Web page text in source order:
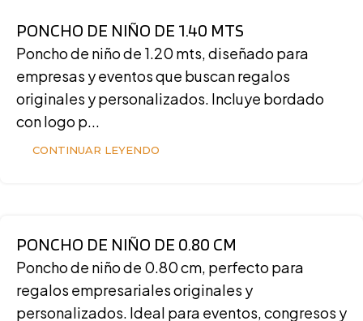
PONCHO DE NIÑO DE 1.40 MTS
Poncho de niño de 1.20 mts, diseñado para
empresas y eventos que buscan regalos
originales y personalizados. Incluye bordado
con logo p...
CONTINUAR LEYENDO
PONCHO DE NIÑO DE 0.80 CM
Poncho de niño de 0.80 cm, perfecto para
regalos empresariales originales y
personalizados. Ideal para eventos, congresos y